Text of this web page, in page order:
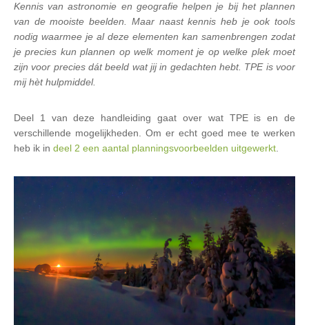
Kennis van astronomie en geografie helpen je bij het plannen
van de mooiste beelden. Maar naast kennis heb je ook tools
nodig waarmee je al deze elementen kan samenbrengen zodat
je precies kun plannen op welk moment je op welke plek moet
zijn voor precies dát beeld wat jij in gedachten hebt. TPE is voor
mij hèt hulpmiddel.
Deel 1 van deze handleiding gaat over wat TPE is en de
verschillende mogelijkheden. Om er echt goed mee te werken
heb ik in deel 2 een aantal planningsvoorbeelden uitgewerkt